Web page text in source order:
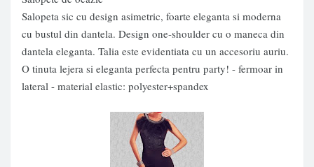
Salopeta sic cu design asimetric, foarte eleganta si moderna
cu bustul din dantela. Design one-shoulder cu o maneca din
dantela eleganta. Talia este evidentiata cu un accesoriu auriu.
O tinuta lejera si eleganta perfecta pentru party! - fermoar in
lateral - material elastic: polyester+spandex